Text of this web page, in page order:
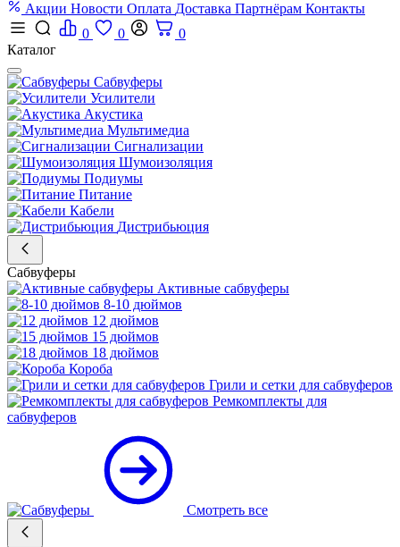
Акции Новости Оплата Доставка Партнёрам Контакты
0
0
0
Каталог
Сабвуферы
Усилители
Акустика
Мультимедиа
Сигнализации
Шумоизоляция
Подиумы
Питание
Кабели
Дистрибьюция
Сабвуферы
Активные сабвуферы
8-10 дюймов
12 дюймов
15 дюймов
18 дюймов
Короба
Грили и сетки для сабвуферов
Ремкомплекты для
сабвуферов
Смотреть все